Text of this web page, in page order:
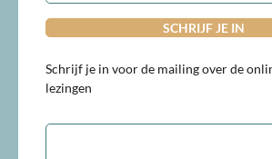
Schrijf je in voor de mailing over de
lezingen
E-